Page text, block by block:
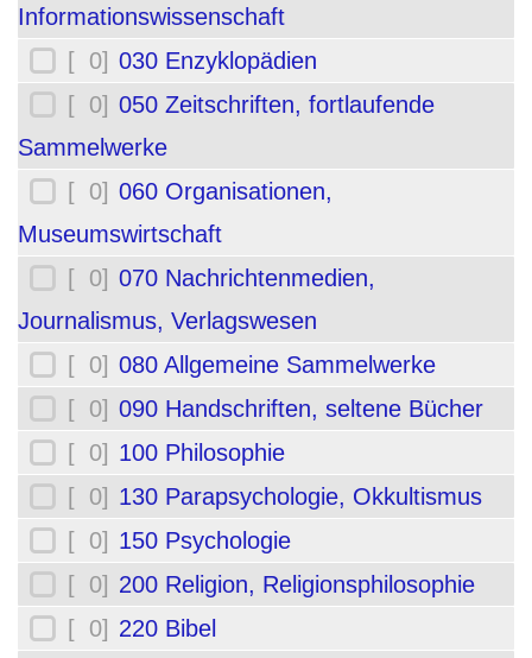
Informationswissenschaft
[ 0] 030 Enzyklopädien
[ 0] 050 Zeitschriften, fortlaufende
Sammelwerke
[ 0] 060 Organisationen,
Museumswirtschaft
[ 0] 070 Nachrichtenmedien,
Journalismus, Verlagswesen
[ 0] 080 Allgemeine Sammelwerke
[ 0] 090 Handschriften, seltene Bücher
[ 0] 100 Philosophie
[ 0] 130 Parapsychologie, Okkultismus
[ 0] 150 Psychologie
[ 0] 200 Religion, Religionsphilosophie
[ 0] 220 Bibel